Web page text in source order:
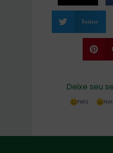
Twitter
Deixe seu
Feliz